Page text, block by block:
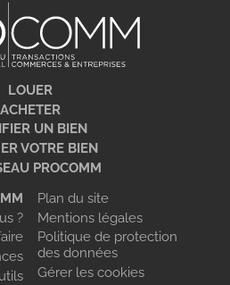
LOUER
ACHETER
UN BIEN
VOTRE BIEN
PROCOMM
?
Plan du site
Mentions légales
Politique de protection
des données
Gérer les cookies